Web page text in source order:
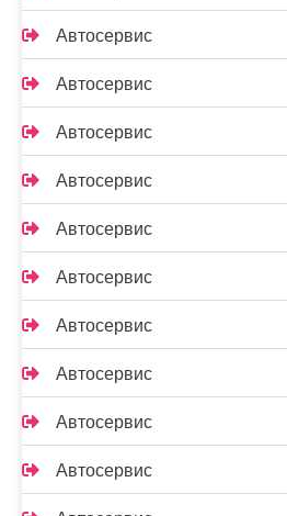
Автосервис
Автосервис
Автосервис
Автосервис
Автосервис
Автосервис
Автосервис
Автосервис
Автосервис
Автосервис